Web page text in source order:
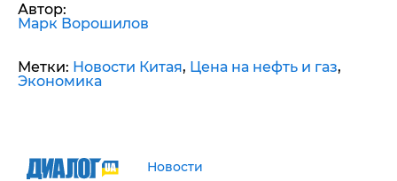
Автор:
Марк Ворошилов
Метки: Новости Китая, Цена на нефть и газ,
Экономика
Новости